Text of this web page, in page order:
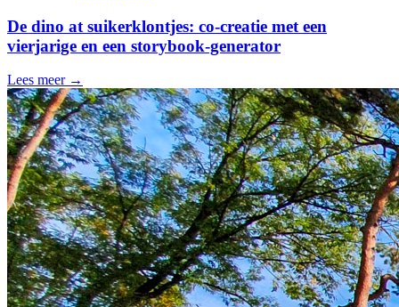
De dino at suikerklontjes: co-creatie met een
vierjarige en een storybook-generator
Lees meer →